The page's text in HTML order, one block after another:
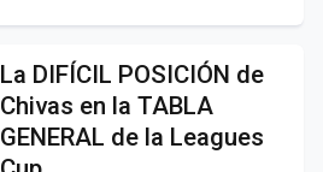
La DIFÍCIL POSICIÓN de
Chivas en la TABLA
GENERAL de la Leagues